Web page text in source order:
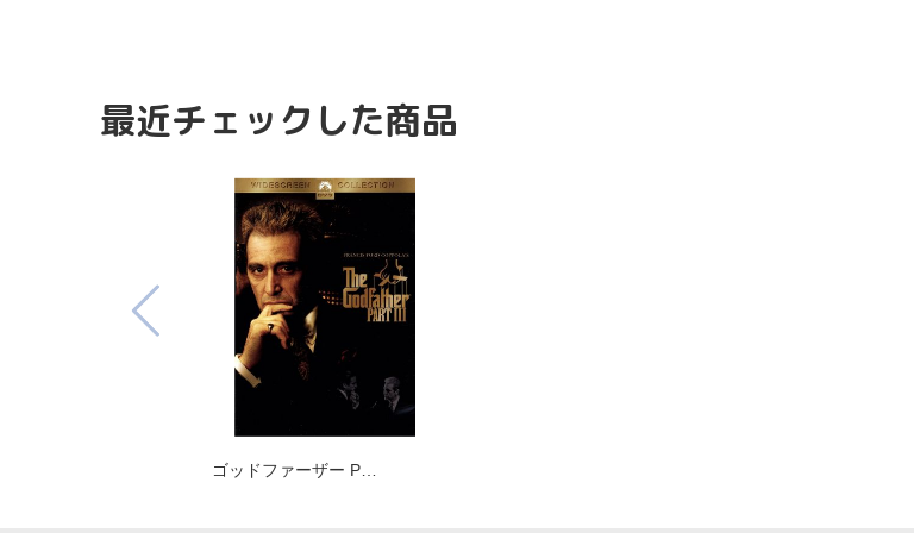
最近チェックした商品
ゴッドファーザー P…